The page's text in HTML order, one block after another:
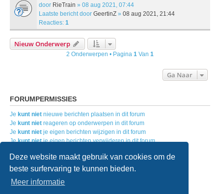
Deze website maakt gebruik van cookies om de
beste surfervaring te kunnen bieden.
Meer informatie
door RieTrain » 08 aug 2021, 07:44
Laatste bericht door GeertinZ » 08 aug 2021, 21:44
Reacties: 1
Nieuw Onderwerp
2 Onderwerpen • Pagina 1 Van 1
Ga Naar
FORUMPERMISSIES
Je kunt niet nieuwe berichten plaatsen in dit forum
Je kunt niet reageren op onderwerpen in dit forum
Je kunt niet je eigen berichten wijzigen in dit forum
Jekunt nietje eigen berichten verwijderen in dit forum
Home Forumoverzicht